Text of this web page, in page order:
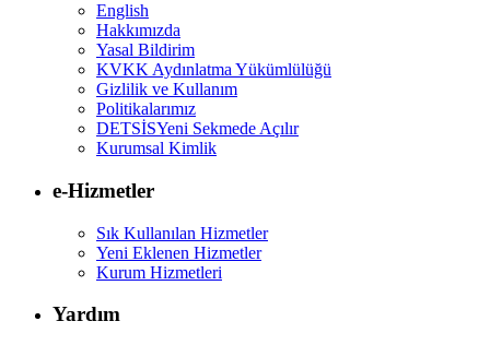
English
Hakkımızda
Yasal Bildirim
KVKK Aydınlatma Yükümlülüğü
Gizlilik ve Kullanım
Politikalarımız
DETSİSYeni Sekmede Açılır
Kurumsal Kimlik
e-Hizmetler
Sık Kullanılan Hizmetler
Yeni Eklenen Hizmetler
Kurum Hizmetleri
Yardım